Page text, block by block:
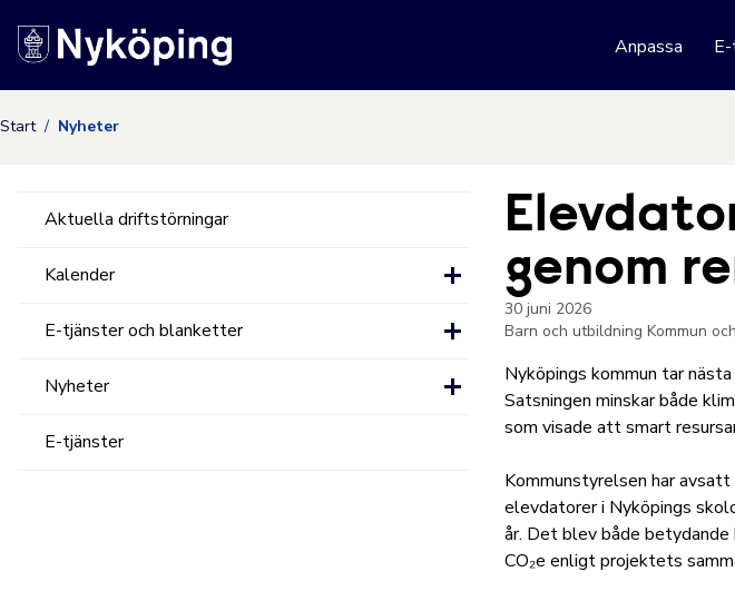
Nyköpings kommuns Anpassa
Start Nyheter
genom
30 juni 2026
Barn och utbildning Kommun
Nyköpings kommun tar
Satsningen minskar både
som visade att smart
Kommunstyrelsen har
elevdatorer i Nyköpings
år. Det blev både
CO₂e enligt projektets
Aktuella driftstörningar
Kalender
E-tjänster och blanketter
Nyheter
E-tjänster